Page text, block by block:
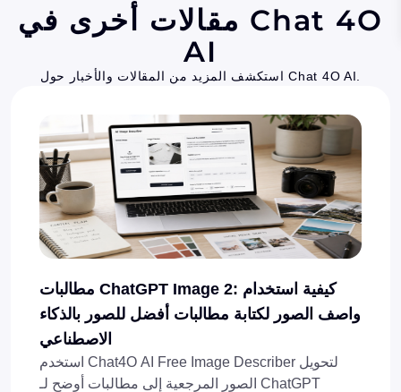
مقالات أخرى في Chat 4O
AI
استكشف المزيد من المقالات والأخبار حول Chat 4O AI.
مطالبات ChatGPT Image 2: كيفية استخدام
واصف الصور لكتابة مطالبات أفضل للصور بالذكاء
الاصطناعي
استخدم Chat4O AI Free Image Describer لتحويل
الصور المرجعية إلى مطالبات أوضح لـ ChatGPT